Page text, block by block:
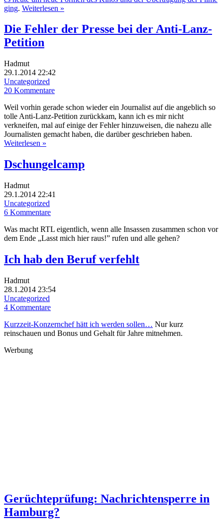
ging. Weiterlesen »
Die Fehler der Presse bei der Anti-Lanz-
Petition
Hadmut
29.1.2014 22:42
Uncategorized
20 Kommentare
Weil vorhin gerade schon wieder ein Journalist auf die angeblich so
tolle Anti-Lanz-Petition zurückkam, kann ich es mir nicht
verkneifen, mal auf einige der Fehler hinzuweisen, die nahezu alle
Journalisten gemacht haben, die darüber geschrieben haben.
Weiterlesen »
Dschungelcamp
Hadmut
29.1.2014 22:41
Uncategorized
6 Kommentare
Was macht RTL eigentlich, wenn alle Insassen zusammen schon vor
dem Ende „Lasst mich hier raus!” rufen und alle gehen?
Ich hab den Beruf verfehlt
Hadmut
28.1.2014 23:54
Uncategorized
4 Kommentare
Kurzzeit-Konzernchef hätt ich werden sollen… Nur kurz
reinschauen und Bonus und Gehalt für Jahre mitnehmen.
Werbung
Gerüchteprüfung: Nachrichtensperre in
Hamburg?